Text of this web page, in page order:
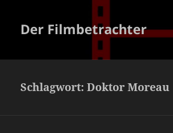
Der Filmbetrachter
Schlagwort:Doktor Moreau